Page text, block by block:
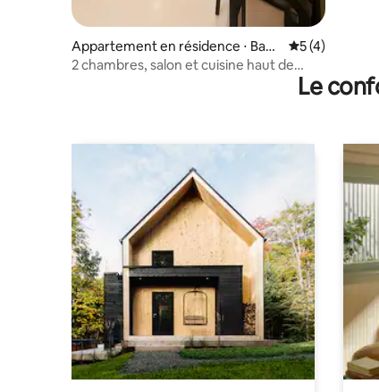
Appartement en résidence ⋅ Band
ra West
Évaluation
5 (4)
2 chambres, salon et cuisine haut de
Le